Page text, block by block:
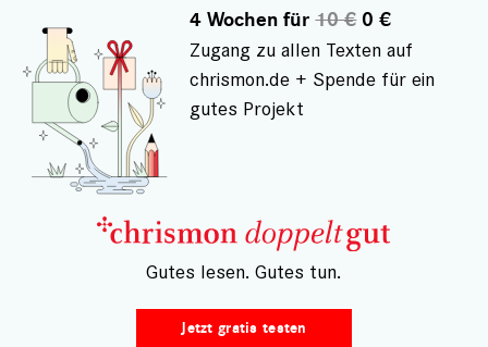
mehrfach enteignetes Kapital in Deutschland, kam
nicht so gut an. Wollen wir heute nicht mehr, steht
irgendwo im Grundgesetz.
ANMELDEN, UM KOMMENTARE VERFASSEN ZU
KÖNNEN
Eiko (nicht registriert)am Di., 10.10.2023 - 12:46
Unsichtbare Kirche
4 Wochen für10 €0 €
Zugang zu allen Texten auf
chrismon.de + Spende für ein
gutes Projekt
– Gutes lesen. Gutes tun.
Jetzt gratis testen